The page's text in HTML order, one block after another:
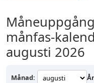
månfas-
augusti 2026
Månad: